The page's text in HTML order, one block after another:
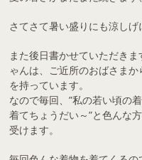
さてさて暑い盛りにも涼しげ
また後日書かせていただき
ゃんは、ご近所のおばさま
を持っています。
なので毎回、”私の若い頃の
着てちょうだい～”と色んな
受けます。